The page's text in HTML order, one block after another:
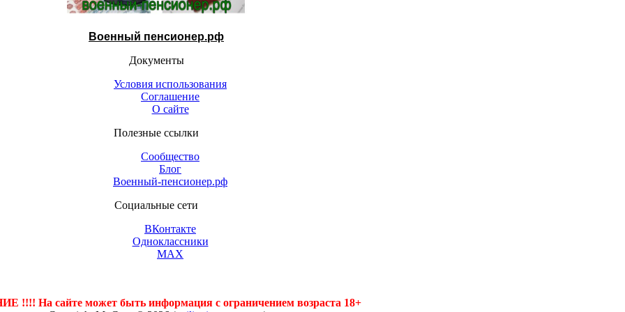
Военный пенсионер.рф
Документы
Условия использования
Соглашение
О сайте
Полезные ссылки
Сообщество
Блог
Военный-пенсионер.рф
Социальные сети
ВКонтакте
Одноклассники
МАХ
!!!! На сайте может быть информация с ограничением возраста 18+